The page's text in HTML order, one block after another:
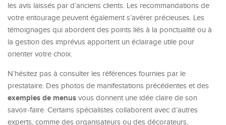
les avis laissés par d’anciens clients. Les recommandations de
votre entourage peuvent également s’avérer précieuses. Les
témoignages qui abordent des points liés à la ponctualité ou à
la gestion des imprévus apportent un éclairage utile pour
orienter votre choix.
N’hésitez pas à consulter les références fournies par le
prestataire. Des photos de manifestations précédentes et des
exemples de menus vous donnent une idée claire de son
savoir-faire. Certains spécialistes collaborent avec d’autres
experts, comme des organisateurs ou des décorateurs,